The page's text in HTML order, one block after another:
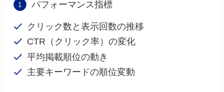
パフォーマンス指標
クリック数と表示回数の推移
CTR（クリック率）の変化
平均掲載順位の動き
主要キーワードの順位変動